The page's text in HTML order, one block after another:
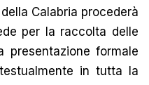
Calabria procederà
per la raccolta delle
presentazione formale
in tutta la